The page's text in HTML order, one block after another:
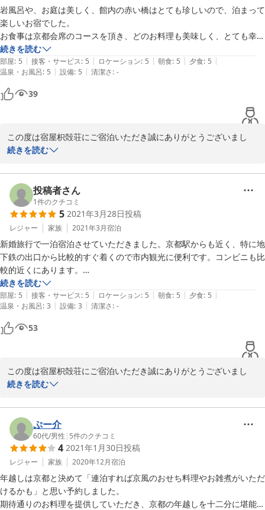
朝食は個室に通していただき、ゆっくり食事をとることができました。
大女将さんが丁寧にメニューの説明をして下さいました。ご飯、とって
も美味しかったです。
夕食も付いているプランにすればよかったなと後悔してます！笑
チェックアウト時は、外までお見送り下さいました。帰りたくないな
ー！と思ってしまうくらい、心温まる素敵なお宿です。
また京都に行った際は、ぜひ利用させていただきたいです。
ので、変わらぬご愛顧宜しくお願い致します。
夏へと向かう季節の変わり目ですので、お身体には十分お気を付け
ください。
京都は四季折々楽しめますので、次回の京都観光にお越しの際は是
非お立ち寄りください。
またのご来店をスタッフ一同心よりお待ちしております。
ありがとうございました。
岩風呂や、お庭は美しく、館内の赤い橋はとても珍しいので、泊まって
楽しいお宿でした。
お食事は京都会席のコースを頂き、どのお料理も美味しく、とても幸せ
な時間を過ごせました。
私は旅先ですんなり夜寝付くことが少ないのですが、アットホームな雰
囲気やお部屋の居心地の良さに、すぐに眠りにつくことができました。
枳穀荘の皆さまにはこれからもお元気で、京都を訪れる人々の心と身体
続きを読む
部屋: 5 | 接客・サービス: 5 | ロケーション: 5 | 朝食: 5 | 夕食: 5 |
温泉・お風呂: 5 | 設備: 5 | 清潔さ: -
39
この度は宿屋枳殻荘にご宿泊いただき誠にありがとうございまし
た。
また早々にご感想をお寄せいただき重ねて御礼申し上げます。
施設や料理に関してもお褒めのお言葉を頂き嬉しい限りです。
お客様がチェックアウトされる際にお撮りした写真は無事に写って
ましたでしょうか？
当館がお客様の楽しい旅行に少しでも貢献出来たなら幸いです。
これからもお客様にまた行きたいと思って頂けるよう日々精進して
まいりますので変わらぬ御愛顧をお願い申し上げます
。
あと一週間もすれば桜の開花が始まる頃ですね。京都は四季折々楽
しめますので、また機会がございましたら当館をご利用いただける
と幸いです。寒さが戻る日もありますのでくれぐれもお身体にご自
愛くださいませ。
宿屋枳殻荘　スタッフ一同
2022-03-22
続きを読む
投稿者さん
1件のクチコミ
5 2021年3月28日投稿
レジャー 家族 2021年3月宿泊
新婚旅行で一泊宿泊させていただきました。京都駅からも近く、特に地
下鉄の出口から比較的すぐ着くので市内観光に便利です。コンビニも比
較的近くにあります。
こちらは家族で営まれている小さな旅館で、皆さまで温かくお出迎えし
てくださいました。
建物は築140年とのことで年季が入っていますが、歴史を感じさせる趣
があり、清潔にされているのできれいな印象です。廊下には庭の池を渡
る朱い橋がかかっており、また主のような錦鯉もいてとても写真映えし
ます。
仕切られているので二間あり、居間と寝室として分けて利用する形で
す。二人だと十分すぎる間取りでした。私たちが泊まった部屋がある一
階は基本すべて貸切で、洗面台・お手洗い・浴場（時間貸切）が自分た
ちだけで自由に使えます。
浴場は2人使える洗い場と石垣？のある湯舟がありますが、年季が入っ
ておりこちらもやや古いです。湯舟から湧き出るお湯が熱湯なので、冷
続きを読む
部屋: 5 | 接客・サービス: 5 | ロケーション: 5 | 朝食: 5 | 夕食: 5 |
温泉・お風呂: 3 | 設備: 3 | 清潔さ: -
53
この度は宿屋枳殻荘にご宿泊いただき誠にありがとうございまし
た。
またご感想をお寄せいただき重ねてお礼申し上げます。
新婚旅行の京都旅行で当館をお選びいただき、楽しい時間をお過ご
し頂けましたこと誠に光栄でございます。
ご滞在に関しましてご満足いただいた点も多く大変嬉しい限りでご
ざいます。
また貴重なご意見もいただき感謝いたします。
続きを読む
ぷー介
60代/男性 | 5件のクチコミ
4 2021年1月30日投稿
レジャー 家族 2020年12月宿泊
年越しは京都と決めて「連泊すれば京風のおせち料理やお雑煮がいただ
けるかも」と思い予約しました。
期待通りのお料理を提供していただき、京都の年越しを十二分に堪能し